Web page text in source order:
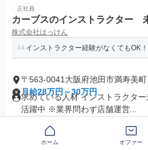
正社員
カーブスのインストラクター
株式会社はっけん
インストラクター経験がなくてもOK
〒563-0041大阪府池田市満寿美町
月給28万円～30万円
求めている人材 インストラクタ
活躍中 ※業界問わず店舗運営...
ホーム オファー